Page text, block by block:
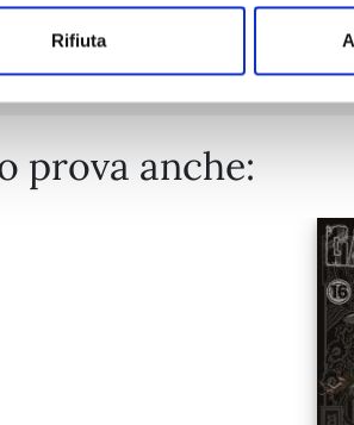
Rifiuta
prova anche: